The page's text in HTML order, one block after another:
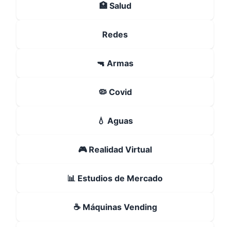
🏥 Salud
Redes
🔫 Armas
🦠 Covid
💧 Aguas
🎮 Realidad Virtual
📊 Estudios de Mercado
☕ Máquinas Vending